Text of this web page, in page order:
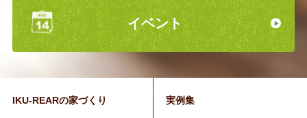
イベント
IKU-REARの家づくり 実例集